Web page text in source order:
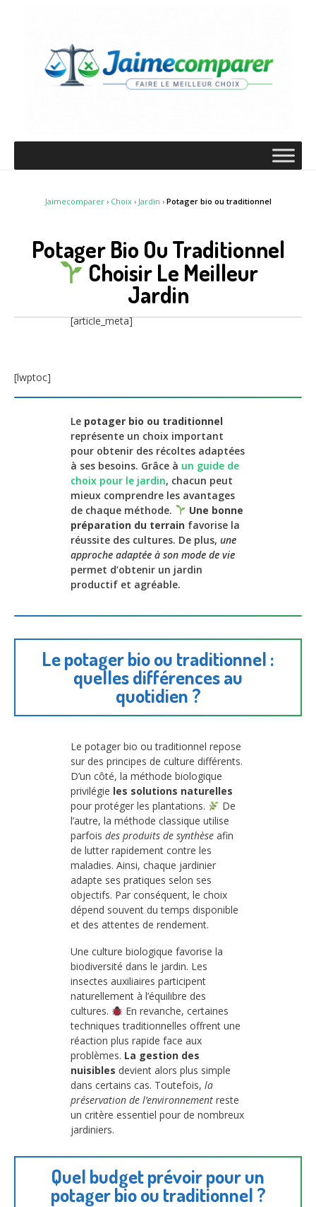
Jaimecomparer› Choix› Jardin › Potager bio ou traditionnel
Potager Bio Ou Traditionnel
Choisir Le Meilleur
Jardin
[article_meta]
[lwptoc]
Le potager bio ou traditionnel
représente un choix important
pour obtenir des récoltes adaptées
à ses besoins. Grâce à un guide de
choix pour le jardin, chacun peut
mieux comprendre les avantages
de chaque méthode.
Une bonne
préparation du terrain favorise la
réussite des cultures. De plus, une
approche adaptée à son mode de vie
permet d’obtenir un jardin
productif et agréable.
Le potager bio ou traditionnel :
quelles différences au
quotidien ?
Le potager bio ou traditionnel repose
sur des principes de culture différents.
D’un côté, la méthode biologique
privilégie les solutions naturelles
pour protéger les plantations.
De
l’autre, la méthode classique utilise
parfois des produits de synthèse afin
de lutter rapidement contre les
maladies. Ainsi, chaque jardinier
adapte ses pratiques selon ses
objectifs. Par conséquent, le choix
dépend souvent du temps disponible
et des attentes de rendement.
Une culture biologique favorise la
biodiversité dans le jardin. Les
insectes auxiliaires participent
naturellement à l’équilibre des
cultures.
En revanche, certaines
techniques traditionnelles offrent une
réaction plus rapide face aux
problèmes. La gestion des
nuisibles devient alors plus simple
dans certains cas. Toutefois, la
préservation de l’environnement reste
un critère essentiel pour de nombreux
jardiniers.
Quel budget prévoir pour un
potager bio ou traditionnel ?